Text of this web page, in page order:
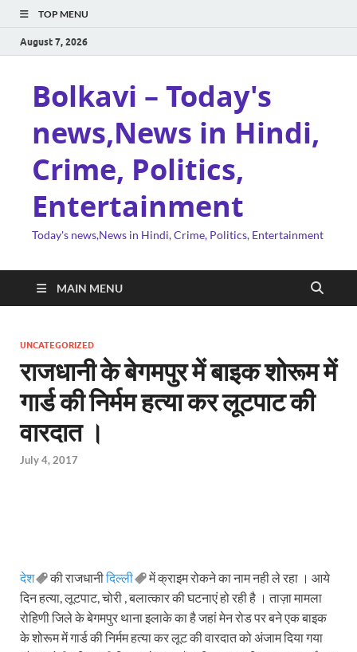
TOP MENU
August 7, 2026
Bolkavi – Today's
news,News in Hindi,
Crime, Politics,
Entertainment
Today's news,News in Hindi, Crime, Politics, Entertainment
MAIN MENU
UNCATEGORIZED
राजधानी के बेगमपुर में बाइक शोरूम में
गार्ड की निर्मम हत्या कर लूटपाट की
वारदात ।
July 4, 2017
देश की राजधानीदिल्ली
में क्राइम रोकने का नाम नही ले रहा । आये
दिन हत्या, लूटपाट, चोरी , बलात्कार की घटनाएं हो रही है । ताज़ा मामला
रोहिणी जिले के बेगमपुर थाना इलाके का है जहां मेन रोड पर बने एक बाइक
के शोरूम में गार्ड की निर्मम हत्या कर लूट की वारदात को अंजाम दिया गया